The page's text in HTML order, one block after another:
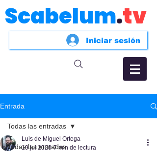
Scabelum.tv
Iniciar sesión
Entrada
Todas las entradas
Todas las entradas
Luis de Miguel Ortega
19 jul 2020 7 min de lectura